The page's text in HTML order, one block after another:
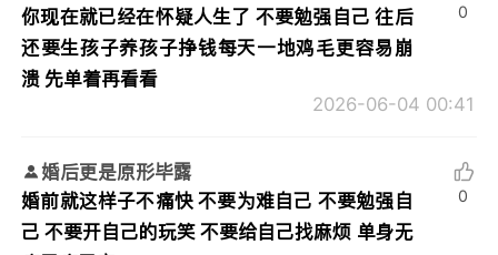
你现在就已经在怀疑人生了 不要勉强自己 往后
还要生孩子养孩子挣钱每天一地鸡毛更容易崩
溃 先单着再看看
2026-06-04 00:41
0
婚后更是原形毕露
婚前就这样子不痛快 不要为难自己 不要勉强自
己 不要开自己的玩笑 不要给自己找麻烦 单身无
0